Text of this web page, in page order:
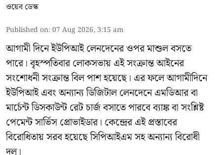
ওয়েব ডেস্ক
Published on:07 Aug 2026, 3:15 am
আগামী দিনে ইউপিআই লেনদেনের ওপর মাশুল বসতে
পারে। বৃহস্পতিবার লোকসভায় এই সংক্রান্ত আইনের
সংশোধনী সংক্রান্ত বিল পাশ হয়েছে। এর ফলে আগামীদিনে
ইউপিআই এবং অন্যান্য ডিজিটাল লেনদেনে এমডিআর বা
মার্চেন্ট ডিসকাউন্ট রেট চার্জ বসাতে পারবে ব্যাঙ্ক বা সংশ্লিষ্ট
পেমেন্ট সার্ভিস প্রোভাইডার। কেন্দ্রের এই প্রস্তাবের
বিরোধিতায় সরব হয়েছে সিপিআইএম সহ অন্যান্য বিরোধী
দল।